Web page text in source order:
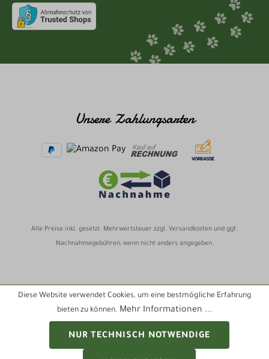
Unsere Zahlungsarten
Alle Preise inkl. gesetzl. Mehrwertsteuer zzgl. Versandkosten und ggf.
Nachnahmegebühren, wenn nicht anders angegeben.
Diese Website verwendet Cookies, um eine bestmögliche Erfahrung
bieten zu können. Mehr Informationen ...
NUR TECHNISCH NOTWENDIGE